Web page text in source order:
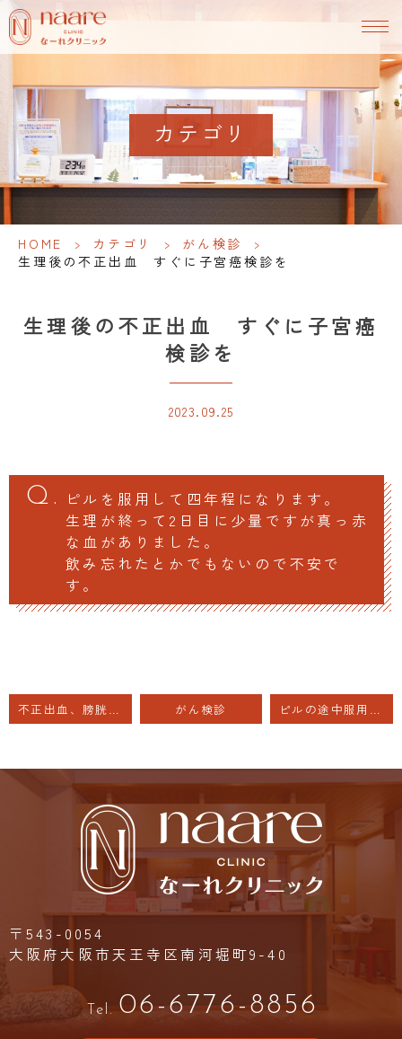
カテゴリ
HOME > カテゴリ > がん検診
>
生理後の不正出血 すぐに子宮癌検診を
生理後の不正出血 すぐに子宮癌
検診を
2023.09.25
ピルを服用して四年程になります。
生理が終って2日目に少量ですが真っ赤
な血がありました。
飲み忘れたとかでもないので不安で
す。
不正出血、膀胱炎が同時発症？ がん検診 ピルの途中服用中止について
〒543-0054
大阪府大阪市天王寺区南河堀町9-40
Tel. 06-6776-8856